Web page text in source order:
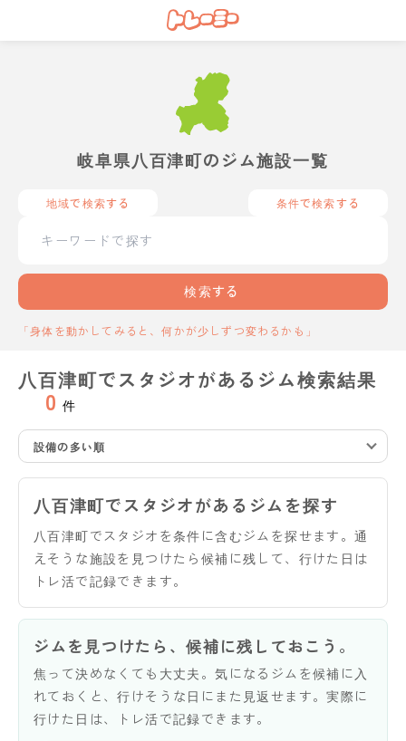
岐阜県八百津町のジム施設一覧
地域で検索する 条件で検索する
検索する
「身体を動かしてみると、何かが少しずつ変わるかも」
八百津町でスタジオがあるジム検索結果
0 件
設備の多い順
八百津町でスタジオがあるジムを探す
八百津町でスタジオを条件に含むジムを探せます。通
えそうな施設を見つけたら候補に残して、行けた日は
トレ活で記録できます。
ジムを見つけたら、候補に残しておこう。
焦って決めなくても大丈夫。気になるジムを候補に入
れておくと、行けそうな日にまた見返せます。実際に
行けた日は、トレ活で記録できます。